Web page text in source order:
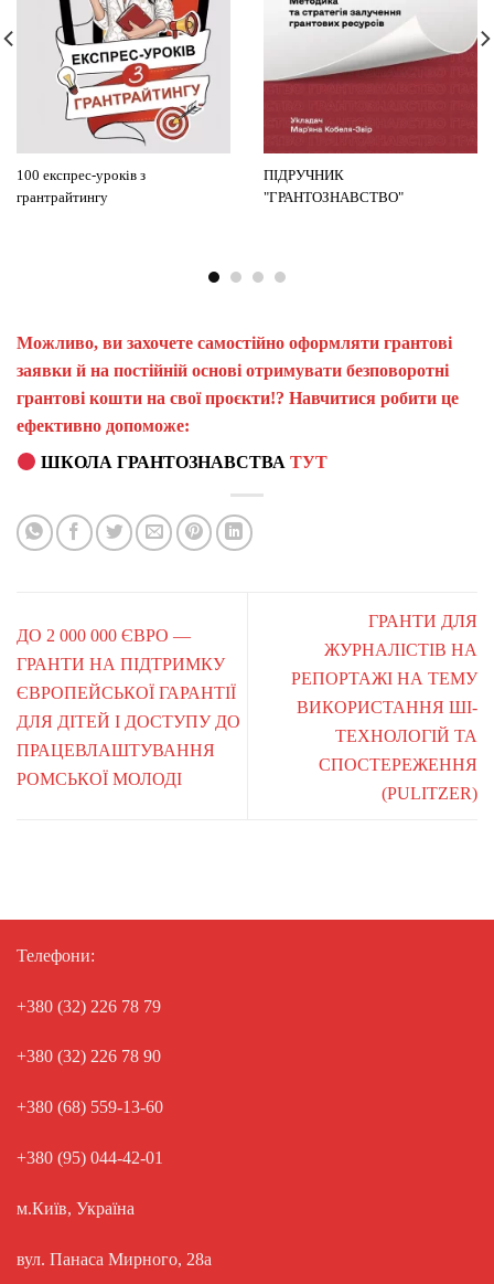
100 експрес-уроків з
грантрайтингу
ПІДРУЧНИК
"ГРАНТОЗНАВСТВО"
Можливо, ви захочете самостійно оформляти грантові
заявки й на постійній основі отримувати безповоротні
грантові кошти на свої проєкти!? Навчитися робити це
ефективно допоможе:
ШКОЛА ГРАНТОЗНАВСТВАТУТ
ДО 2 000 000 ЄВРО —
ГРАНТИ НА ПІДТРИМКУ
ЄВРОПЕЙСЬКОЇ ГАРАНТІЇ
ДЛЯ ДІТЕЙ І ДОСТУПУ ДО
ПРАЦЕВЛАШТУВАННЯ
РОМСЬКОЇ МОЛОДІ
ГРАНТИ ДЛЯ
ЖУРНАЛІСТІВ НА
РЕПОРТАЖІ НА ТЕМУ
ВИКОРИСТАННЯ ШІ-
ТЕХНОЛОГІЙ ТА
СПОСТЕРЕЖЕННЯ
(PULITZER)
Телефони:
+380 (32) 226 78 79
+380 (32) 226 78 90
+380 (68) 559-13-60
+380 (95) 044-42-01
м.Київ, Україна
вул. Панаса Мирного, 28а